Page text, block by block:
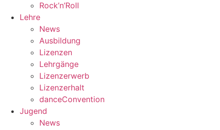
Rock’n’Roll
Lehre
News
Ausbildung
Lizenzen
Lehrgänge
Lizenzerwerb
Lizenzerhalt
danceConvention
Jugend
News